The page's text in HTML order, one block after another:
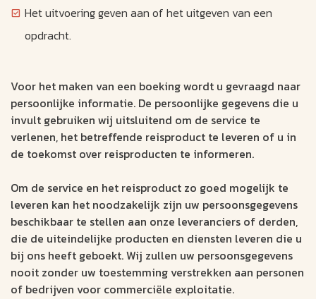
Het uitvoering geven aan of het uitgeven van een
opdracht.
Voor het maken van een boeking wordt u gevraagd naar
persoonlijke informatie. De persoonlijke gegevens die u
invult gebruiken wij uitsluitend om de service te
verlenen, het betreffende reisproduct te leveren of u in
de toekomst over reisproducten te informeren.
Om de service en het reisproduct zo goed mogelijk te
leveren kan het noodzakelijk zijn uw persoonsgegevens
beschikbaar te stellen aan onze leveranciers of derden,
die de uiteindelijke producten en diensten leveren die u
bij ons heeft geboekt. Wij zullen uw persoonsgegevens
nooit zonder uw toestemming verstrekken aan personen
of bedrijven voor commerciële exploitatie.